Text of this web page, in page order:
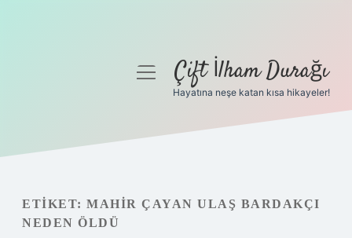
Gizlilik Politikası
Hakkımızda
menüyüÇift İlham Durağı
Hayatına neşe katan kısa hikayeler!
ETIKET: MAHIR ÇAYAN ULAŞ BARDAKÇI
NEDEN ÖLDÜ